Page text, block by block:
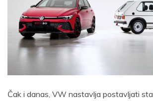
Čak i danas, VW nastavlja postavljati